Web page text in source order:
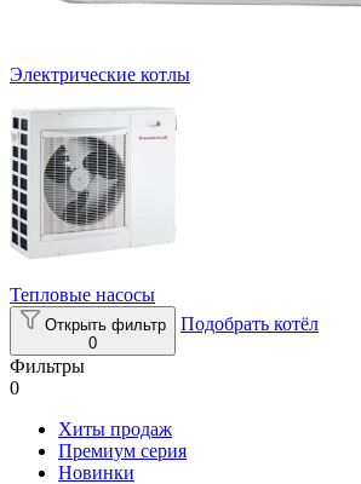
Электрические котлы
Тепловые насосы
Открыть фильтр
0
Подобрать котёл
Фильтры
0
Хиты продаж
Премиум серия
Новинки